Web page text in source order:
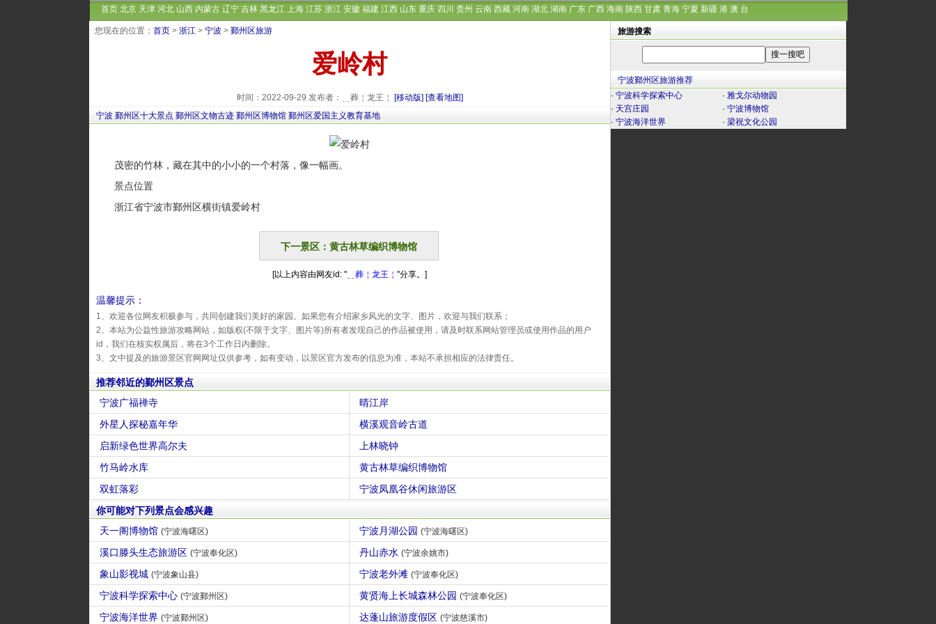
首页 北京 天津 河北 山西 内蒙古 辽宁 吉林 黑龙江 上海 江苏 浙江 安徽 福建 江西 山东 重庆 四川 贵州 云南 西藏 河南 湖北 湖南 广东 广西 海南 陕西 甘肃 青海 宁夏 新疆 港 澳 台
您现在的位置： 首页 > 浙江 > 宁波 > 鄞州区旅游
爱岭村
时间：2022-09-29 发布者：﹎葬￤龙王￤ [移动版] [查看地图]
宁波 鄞州区十大景点 鄞州区文物古迹 鄞州区博物馆 鄞州区爱国主义教育基地
茂密的竹林，藏在其中的小小的一个村落，像一幅画。
景点位置
浙江省宁波市鄞州区横街镇爱岭村
下一景区：黄古林草编织博物馆
[以上内容由网友id: " ﹎葬￤龙王￤ "分享。]
温馨提示：
1、欢迎各位网友积极参与，共同创建我们美好的家园。如果您有介绍家乡风光的文字、图片，欢迎与我们联系；
2、本站为公益性旅游攻略网站，如版权(不限于文字、图片等)所有者发现自己的作品被使用，请及时联系网站管理员或使用作品的用户
id，我们在核实权属后，将在3个工作日内删除。
3、文中提及的旅游景区官网网址仅供参考，如有变动，以景区官方发布的信息为准，本站不承担相应的法律责任。
推荐邻近的鄞州区景点
宁波广福禅寺
晴江岸
外星人探秘嘉年华
横溪观音岭古道
启新绿色世界高尔夫
上林晓钟
竹马岭水库
黄古林草编织博物馆
双虹落彩
宁波凤凰谷休闲旅游区
你可能对下列景点会感兴趣
天一阁博物馆 (宁波海曙区) 宁波月湖公园 (宁波海曙区)
溪口滕头生态旅游区 (宁波奉化区) 丹山赤水 (宁波余姚市)
象山影视城 (宁波象山县) 宁波老外滩 (宁波奉化区)
宁波科学探索中心 (宁波鄞州区) 黄贤海上长城森林公园 (宁波奉化区)
宁波海洋世界 (宁波鄞州区) 达蓬山旅游度假区 (宁波慈溪市)
旅游搜索
宁波鄞州区旅游推荐
· 宁波科学探索中心 · 雅戈尔动物园
· 天宫庄园 · 宁波博物馆
· 宁波海洋世界 · 梁祝文化公园